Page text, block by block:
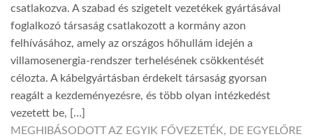
csatlakozva. A szabad és szigetelt vezetékek gyártásával
foglalkozó társaság csatlakozott a kormány azon
felhívásához, amely az országos hőhullám idején a
villamosenergia-rendszer terhelésének csökkentését
célozta. A kábelgyártásban érdekelt társaság gyorsan
reagált a kezdeményezésre, és több olyan intézkedést
vezetett be, […]
MEGHIBÁSODOTT AZ EGYIK FŐVEZETÉK, DE EGYELŐRE